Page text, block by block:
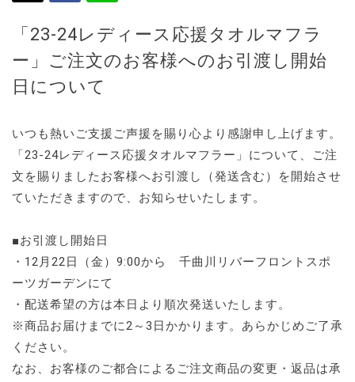
「23-24レディース応援タオルマフラ
ー」ご注文のお客様へのお引渡し開始
日について
いつも熱いご支援ご声援を賜り心より感謝申し上げます。
「23-24レディース応援タオルマフラー」について、ご注
文を賜りましたお客様へお引渡し（発送含む）を開始させ
ていただきますので、お知らせいたします。
■お引渡し開始日
・12月22日（金）9:00から 千曲川リバーフロントスポ
ーツガーデンにて
・配送希望の方は本日より順次発送いたします。
※商品お届けまでに2～3日かかります。あらかじめご了承
ください。
なお、お客様のご都合によるご注文商品の変更・返品は承